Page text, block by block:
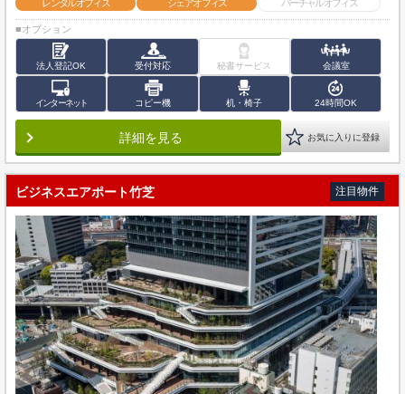
レンタルオフィス
シェアオフィス バーチャルオフィス
■オプション
法人登記OK 受付対応 秘書サービス 会議室
インターネット コピー機 机・椅子 24時間OK
詳細を見る お気に入りに登録
ビジネスエアポート竹芝 注目物件